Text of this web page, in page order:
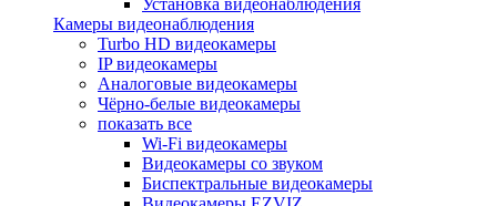
Камеры видеонаблюдения
Turbo HD видеокамеры
IP видеокамеры
Аналоговые видеокамеры
Чёрно-белые видеокамеры
показать все
Wi-Fi видеокамеры
Видеокамеры со звуком
Биспектральные видеокамеры